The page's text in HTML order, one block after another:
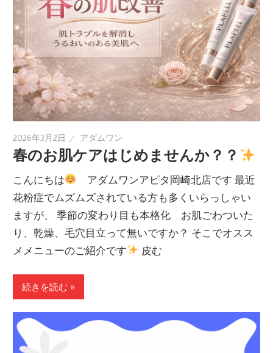
2026年3月2日 アダムワン
春のお肌ケアはじめませんか？？
こんにちは
アダムワンアピタ岡崎北店です 最近
花粉症でムズムズされている方も多くいらっしゃい
ますが、 季節の変わり目も本格化 お肌ごわついた
り、乾燥、毛穴目立って無いですか？ そこでオスス
メメニューのご紹介です
皮む
続きを読む »